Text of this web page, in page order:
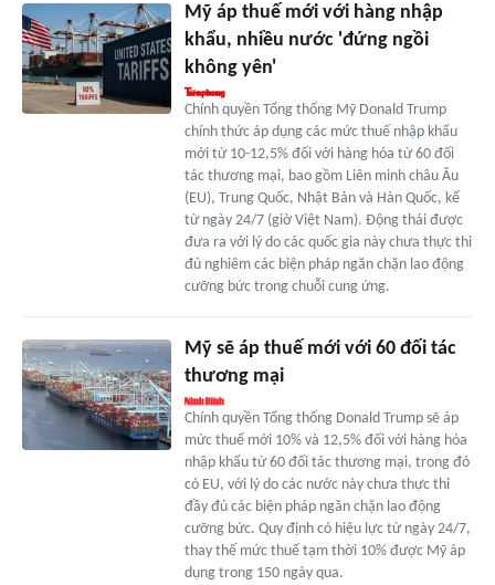
Mỹ áp thuế mới với hàng nhập
khẩu, nhiều nước 'đứng ngồi
không yên'
Chính quyền Tổng thống Mỹ Donald Trump
chính thức áp dụng các mức thuế nhập khẩu
mới từ 10-12,5% đối với hàng hóa từ 60 đối
tác thương mại, bao gồm Liên minh châu Âu
(EU), Trung Quốc, Nhật Bản và Hàn Quốc, kể
từ ngày 24/7 (giờ Việt Nam). Động thái được
đưa ra với lý do các quốc gia này chưa thực thi
đủ nghiêm các biện pháp ngăn chặn lao động
cưỡng bức trong chuỗi cung ứng.
Mỹ sẽ áp thuế mới với 60 đối tác
thương mại
Chính quyền Tổng thống Donald Trump sẽ áp
mức thuế mới 10% và 12,5% đối với hàng hóa
nhập khẩu từ 60 đối tác thương mại, trong đó
có EU, với lý do các nước này chưa thực thi
đầy đủ các biện pháp ngăn chặn lao động
cưỡng bức. Quy định có hiệu lực từ ngày 24/7,
thay thế mức thuế tạm thời 10% được Mỹ áp
dụng trong 150 ngày qua.